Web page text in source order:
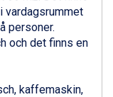
vardagsrummet
personer.
och det finns en
kaffemaskin,